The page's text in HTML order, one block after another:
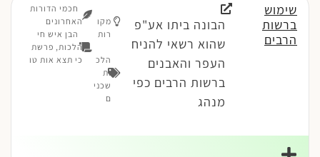
שימוש
ברשות
הרבים
הבונה ביתו אע"פ
שהוא רשאי להניח
העפר והאבנים
ברשות הרבים כפי
מנהג
מקו
רות
הלכ
ות
שכני
ם
חכמי הדורות
האחרונים
הבן איש חי
הלכות, פרשת
כי תצא אות טו